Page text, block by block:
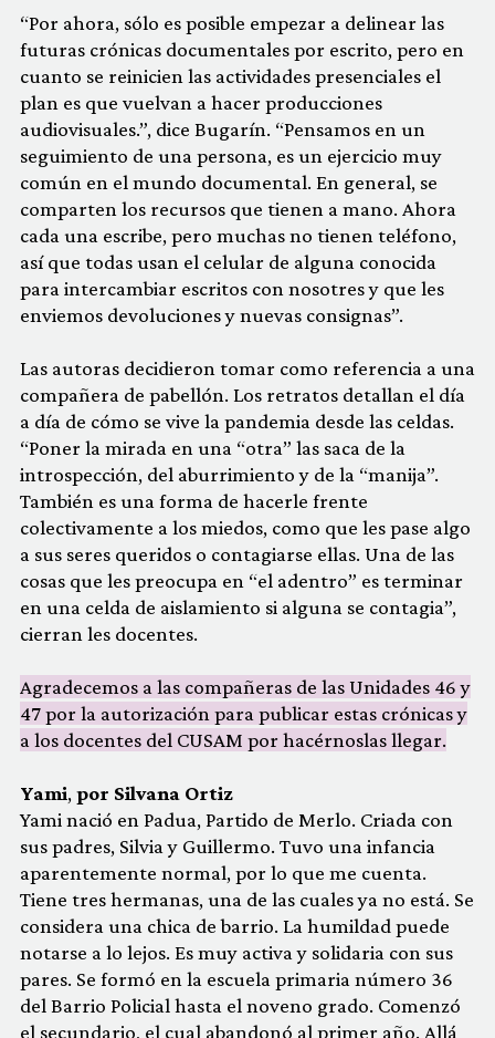
“Por ahora, sólo es posible empezar a delinear las
futuras crónicas documentales por escrito, pero en
cuanto se reinicien las actividades presenciales el
plan es que vuelvan a hacer producciones
audiovisuales.”, dice Bugarín. “Pensamos en un
seguimiento de una persona, es un ejercicio muy
común en el mundo documental. En general, se
comparten los recursos que tienen a mano. Ahora
cada una escribe, pero muchas no tienen teléfono,
así que todas usan el celular de alguna conocida
para intercambiar escritos con nosotres y que les
enviemos devoluciones y nuevas consignas”.
Las autoras decidieron tomar como referencia a una
compañera de pabellón. Los retratos detallan el día
a día de cómo se vive la pandemia desde las celdas.
“Poner la mirada en una “otra” las saca de la
introspección, del aburrimiento y de la “manija”.
También es una forma de hacerle frente
colectivamente a los miedos, como que les pase algo
a sus seres queridos o contagiarse ellas. Una de las
cosas que les preocupa en “el adentro” es terminar
en una celda de aislamiento si alguna se contagia”,
cierran les docentes.
Agradecemos a las compañeras de las Unidades 46 y
47 por la autorización para publicar estas crónicas y
a los docentes del CUSAM por hacérnoslas llegar.
Yami,por Silvana Ortiz
Yami nació en Padua, Partido de Merlo. Criada con
sus padres, Silvia y Guillermo. Tuvo una infancia
aparentemente normal, por lo que me cuenta.
Tiene tres hermanas, una de las cuales ya no está. Se
considera una chica de barrio. La humildad puede
notarse a lo lejos. Es muy activa y solidaria con sus
pares. Se formó en la escuela primaria número 36
del Barrio Policial hasta el noveno grado. Comenzó
el secundario, el cual abandonó al primer año. Allá